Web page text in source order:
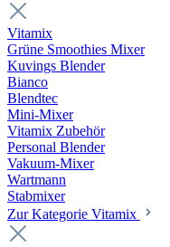
Vitamix
Grüne Smoothies Mixer
Kuvings Blender
Bianco
Blendtec
Mini-Mixer
Vitamix Zubehör
Personal Blender
Vakuum-Mixer
Wartmann
Stabmixer
Zur Kategorie Vitamix